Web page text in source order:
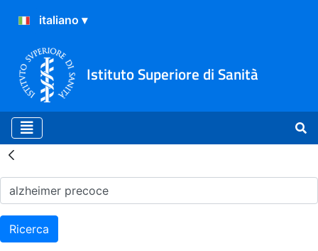
Istituto Superiore di Sanità
Risultati della Ricerca -
Ricerca